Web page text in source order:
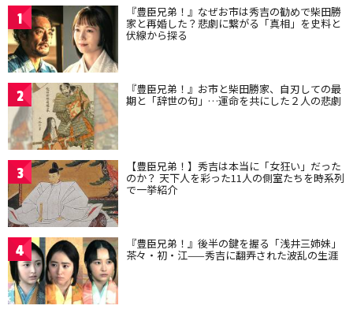
1 『豊臣兄弟！』なぜお市は秀吉の勧めで柴田勝
家と再婚した？悲劇に繋がる「真相」を史料と
伏線から探る
2 『豊臣兄弟！』お市と柴田勝家、自刃しての最
期と「辞世の句」…運命を共にした２人の悲劇
3 【豊臣兄弟！】秀吉は本当に「女狂い」だった
のか？ 天下人を彩った11人の側室たちを時系列
で一挙紹介
4 『豊臣兄弟！』後半の鍵を握る「浅井三姉妹」
茶々・初・江——秀吉に翻弄された波乱の生涯